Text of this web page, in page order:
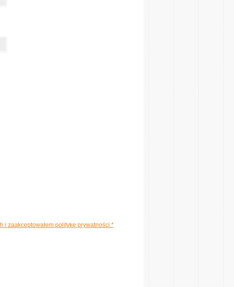
i zaakceptowałem politykę prywatności.*